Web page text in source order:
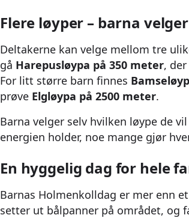
Flere løyper – barna
Deltakerne kan velge mellom tre
gå Harepusløypa på 350 meter,
For litt større barn finnes
prøve Elgløypa på 2500 meter.
Barna velger selv hvilken løype de
energien holder, noe mange gjør
En hyggelig dag for hele
Barnas Holmenkolldag er mer enn
setter ut bålpanner på området, og